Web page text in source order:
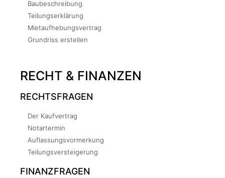
Baubeschreibung
Teilungserklärung
Mietaufhebungsvertrag
Grundriss erstellen
RECHT & FINANZEN
RECHTSFRAGEN
Der Kaufvertrag
Notartermin
Auflassungsvormerkung
Teilungsversteigerung
FINANZFRAGEN